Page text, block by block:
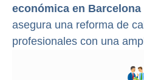
económica en Barcelona
asegura una reforma de
profesionales con una